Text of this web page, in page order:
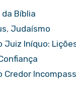
er
e
st
g
g
er
Bíblia
, Judaísmo
Juiz Iníquo:
Credor